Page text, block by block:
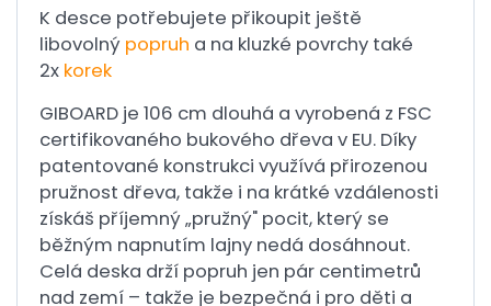
K desce potřebujete přikoupit ještě
libovolný popruh a na kluzké povrchy také
2x korek
GIBOARD je 106 cm dlouhá a vyrobená z FSC
certifikovaného bukového dřeva v EU. Díky
patentované konstrukci využívá přirozenou
pružnost dřeva, takže i na krátké vzdálenosti
získáš příjemný „pružný" pocit, který se
běžným napnutím lajny nedá dosáhnout.
Celá deska drží popruh jen pár centimetrů
nad zemí – takže je bezpečná i pro děti a